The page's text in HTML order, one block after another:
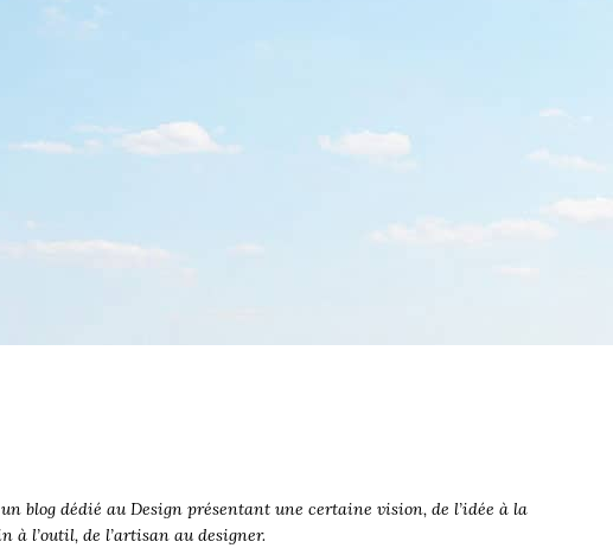
blog dédié au Design présentant une certaine vision, de l’idée à la
l’outil, de l’artisan au designer.